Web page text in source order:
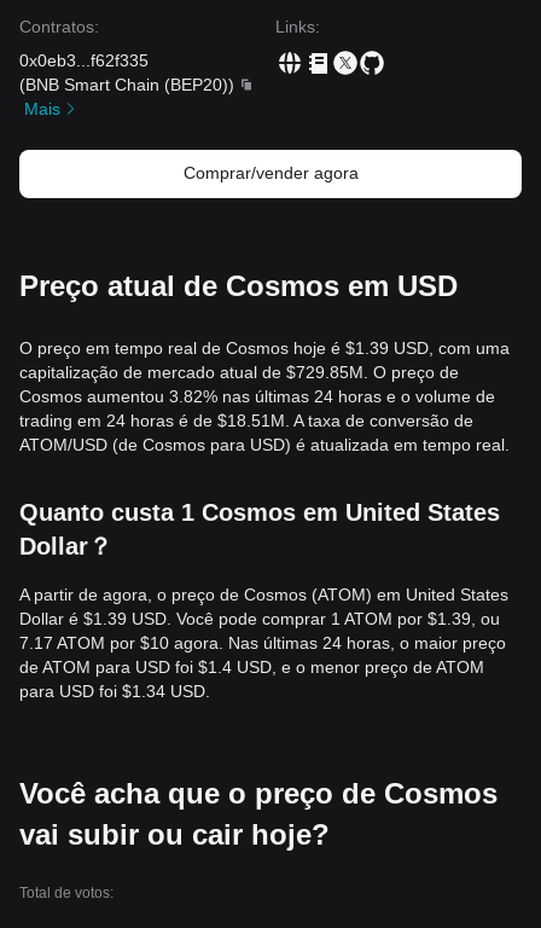
Contratos:
0x0eb3
f62f335
(BNB Smart Chain (BEP20))
Mais
Links:
Comprar/vender agora
Preço atual de Cosmos em USD
O preço em tempo real de Cosmos hoje é $1.39 USD, com uma
capitalização de mercado atual de $729.85M. O preço de
Cosmos aumentou 3.82% nas últimas 24 horas e o volume de
trading em 24 horas é de $18.51M. A taxa de conversão de
ATOM/USD (de Cosmos para USD) é atualizada em tempo real.
Quanto custa 1 Cosmos em United States
Dollar？
A partir de agora, o preço de Cosmos (ATOM) em United States
Dollar é $1.39 USD. Você pode comprar 1 ATOM por $1.39, ou
7.17 ATOM por $10 agora. Nas últimas 24 horas, o maior preço
de ATOM para USD foi $1.4 USD, e o menor preço de ATOM
para USD foi $1.34 USD.
Você acha que o preço de Cosmos
vai subir ou cair hoje?
Total de votos: